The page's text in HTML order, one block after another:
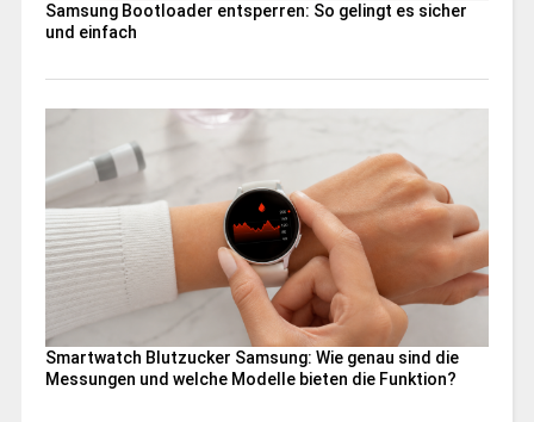
Samsung Bootloader entsperren: So gelingt es sicher
und einfach
Smartwatch Blutzucker Samsung: Wie genau sind die
Messungen und welche Modelle bieten die Funktion?